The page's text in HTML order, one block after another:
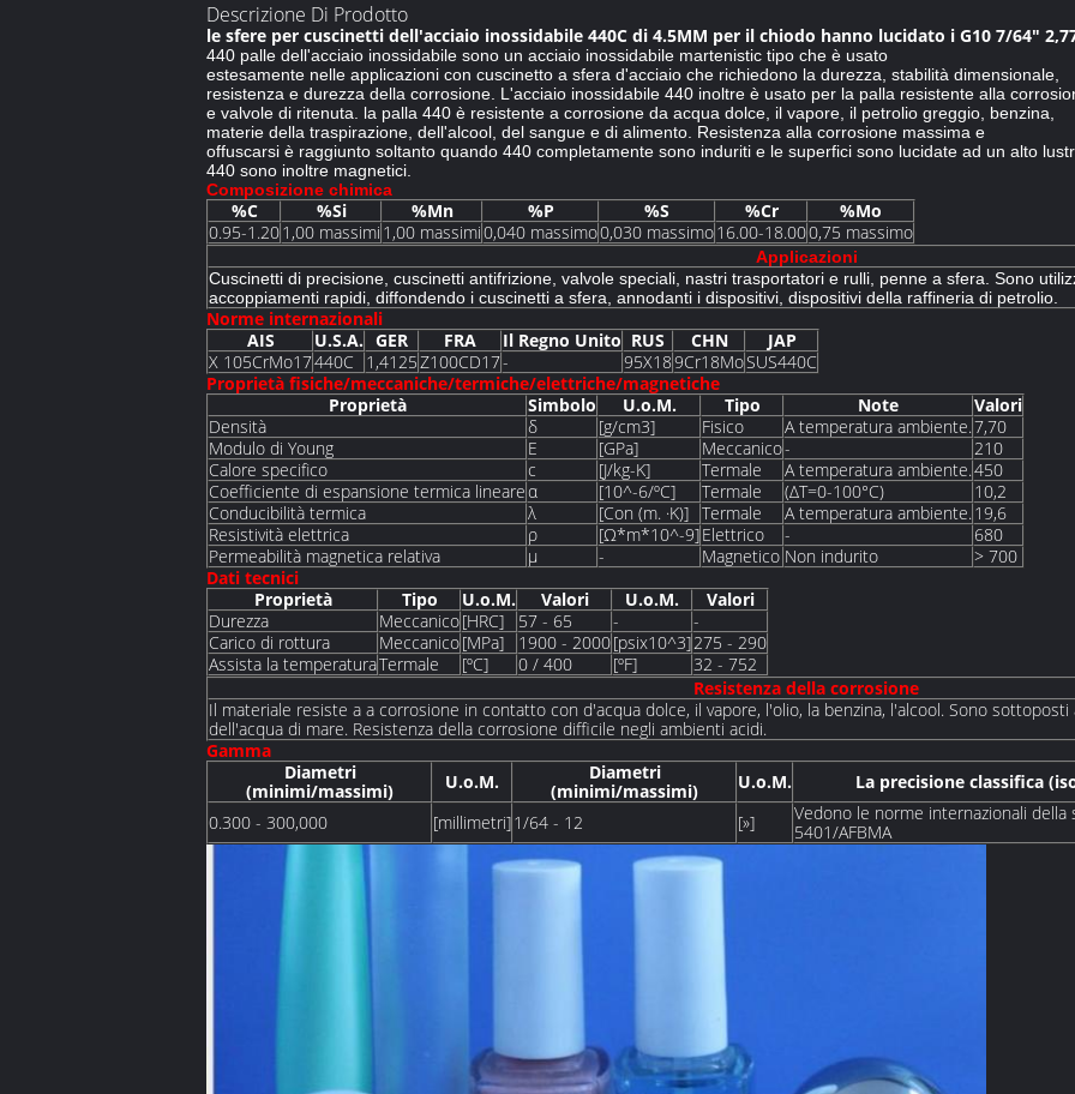
Descrizione Di Prodotto
le sfere per cuscinetti dell'acciaio inossidabile 440C di 4.5MM per il chiodo hanno lucidato i G10 7/64"
440 palle dell'acciaio inossidabile sono un acciaio inossidabile martenistic tipo che è usato
estesamente nelle applicazioni con cuscinetto a sfera d'acciaio che richiedono la durezza, stabilità dimensionale,
resistenza e durezza della corrosione. L'acciaio inossidabile 440 inoltre è usato per la palla resistente alla
e valvole di ritenuta. la palla 440 è resistente a corrosione da acqua dolce, il vapore, il petrolio greggio, benzina,
materie della traspirazione, dell'alcool, del sangue e di alimento. Resistenza alla corrosione massima e
offuscarsi è raggiunto soltanto quando 440 completamente sono induriti e le superfici sono lucidate ad un alto
440 sono inoltre magnetici.
Composizione chimica
%C %Si %Mn %P %S %Cr
%Mo
0.95-1.201,00 massimi 1,00 massimi0,040 massimo0,030 massimo16.00-18.000,75 massimo
Applicazioni
Cuscinetti di precisione, cuscinetti antifrizione, valvole speciali, nastri trasportatori e rulli, penne a sfera. Sono
accoppiamenti rapidi, diffondendo i cuscinetti a sfera, annodanti i dispositivi, dispositivi della raffineria di petrolio.
Norme internazionali
AIS
U.S.A. GER FRA Il Regno Unito RUS CHN
JAP
X 105CrMo17440C 1,4125Z100CD17- 95X189Cr18MoSUS440C
Proprietà fisiche/meccaniche/termiche/elettriche/magnetiche
Proprietà
Simbolo U.o.M. Tipo Note
Valori
Densità
δ [g/cm3] Fisico A temperatura ambiente.7,70
Modulo di Young
E [GPa] Meccanico-
210
Calore specifico
c [J/kg-K] Termale A temperatura ambiente.450
Coefficiente di espansione termica lineareα [10^-6/ºC] Termale (ΔT=0-100°C)
10,2
Conducibilità termica
λ [Con (m. ·K)] Termale A temperatura ambiente.19,6
Resistività elettrica
ρ [Ω*m*10^-9]Elettrico -
680
Permeabilità magnetica relativa
µ - Magnetico Non indurito
> 700
Dati tecnici
Proprietà
Tipo U.o.M. Valori U.o.M.
Valori
Durezza
Meccanico[HRC] 57 - 65 -
-
Carico di rottura
Meccanico[MPa] 1900 - 2000[psix10^3]275 - 290
Assista la temperaturaTermale [ºC] 0 / 400 [ºF]
32 - 752
Resistenza della corrosione
Il materiale resiste a a corrosione in contatto con d'acqua dolce, il vapore, l'olio, la benzina, l'alcool. Sono
dell'acqua di mare. Resistenza della corrosione difficile negli ambienti acidi.
Gamma
Diametri
(minimi/massimi)
U.o.M.
Diametri
(minimi/massimi)
U.o.M.
La precisione classifica
0.300 - 300,000
[millimetri]1/64 - 12 [»]
Vedono le norme internazionali della
5401/AFBMA